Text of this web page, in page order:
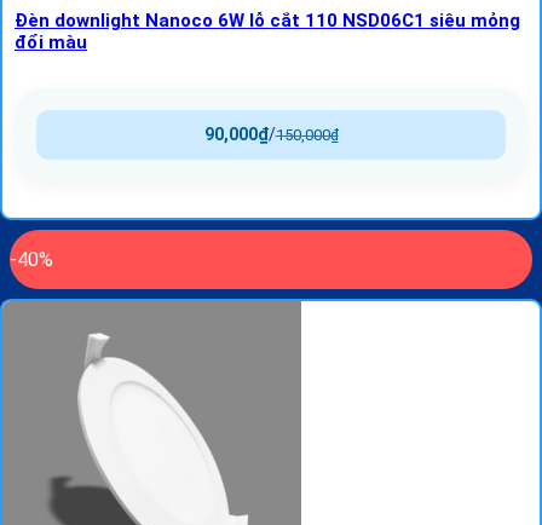
Đèn downlight Nanoco 6W lỗ cắt 110 NSD06C1 siêu mỏng
đổi màu
150,000₫
/
90,000₫
-40%